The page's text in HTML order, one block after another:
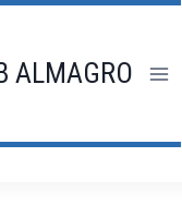
ALMAGRO